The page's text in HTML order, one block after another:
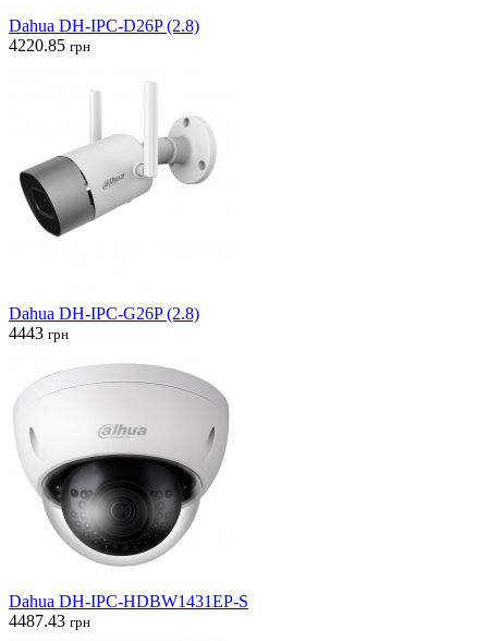
Dahua DH-IPC-D26P (2.8)
4220.85 грн
Dahua DH-IPC-G26P (2.8)
4443 грн
Dahua DH-IPC-HDBW1431EP-S
4487.43 грн